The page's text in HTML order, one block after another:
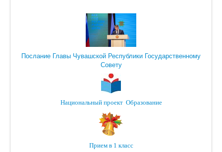
Послание Главы Чувашской Республики Государственному
Совету
Национальный проект Образование
Прием в 1 класс